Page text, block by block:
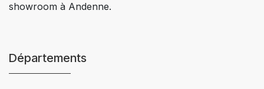
showroom à Andenne.
Départements